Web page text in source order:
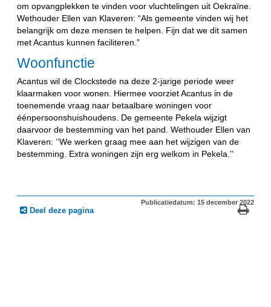
om opvangplekken te vinden voor vluchtelingen uit Oekraïne.
Wethouder Ellen van Klaveren: “Als gemeente vinden wij het
belangrijk om deze mensen te helpen. Fijn dat we dit samen
met Acantus kunnen faciliteren.”
Woonfunctie
Acantus wil de Clockstede na deze 2-jarige periode weer
klaarmaken voor wonen. Hiermee voorziet Acantus in de
toenemende vraag naar betaalbare woningen voor
éénpersoonshuishoudens. De gemeente Pekela wijzigt
daarvoor de bestemming van het pand. Wethouder Ellen van
Klaveren: ‘’We werken graag mee aan het wijzigen van de
bestemming. Extra woningen zijn erg welkom in Pekela.’’
Deel deze pagina
Publicatiedatum: 15 december 2022